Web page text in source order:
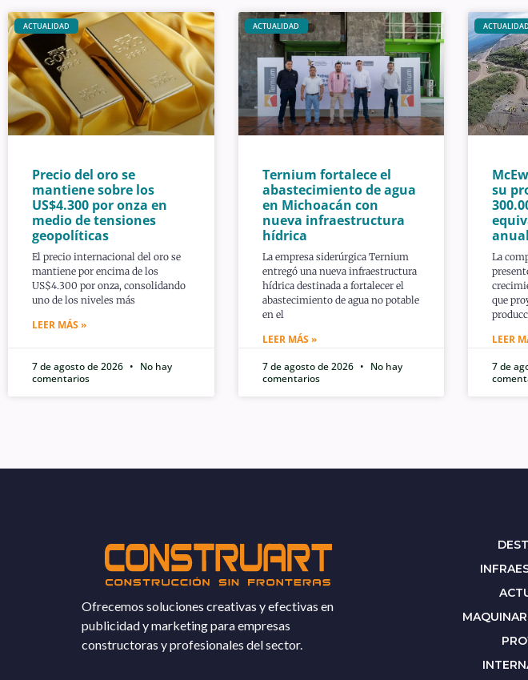
ACTUALIDAD
Precio del oro se
mantiene sobre los
US$4.300 por onza en
medio de tensiones
geopolíticas
El precio internacional del oro se
mantiene por encima de los
US$4.300 por onza, consolidando
uno de los niveles más
LEER MÁS »
7 de agosto de 2026
No hay
comentarios
ACTUALIDAD
Ternium fortalece el
abastecimiento de agua
en Michoacán con
nueva infraestructura
hídrica
La empresa siderúrgica Ternium
entregó una nueva infraestructura
hídrica destinada a fortalecer el
abastecimiento de agua no potable
en el
LEER MÁS »
7 de agosto de 2026
No hay
comentarios
ACTUALIDAD
su
La
que
LEER
7 de
Ofrecemos soluciones creativas y efectivas en
publicidad y marketing para empresas
constructoras y profesionales del sector.